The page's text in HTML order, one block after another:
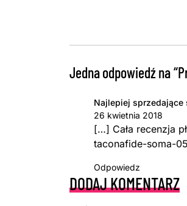
Jedna odpowiedź na
Najlepiej sprzedające
26 kwietnia 2018
[…] Cała recenzja
taconafide-soma-
Odpowiedz
DODAJ KOMENTARZ